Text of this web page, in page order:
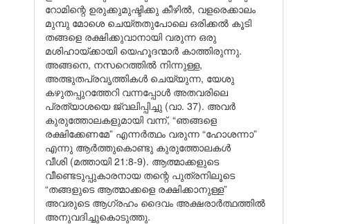
റോമിന്റെ ഉരുക്കുമുഷ്ടിക്കു കീഴിൽ, വളരെക്കാലം
മുമ്പു മോശെ ചെയ്തതുപോലെ ഒരിക്കൽ കൂടി
തങ്ങളെ രക്ഷിക്കുവാനായി വരുന്ന ഒരു
മശിഹായ്ക്കായി യെഹൂദന്മാർ കാത്തിരുന്നു.
അങ്ങനെ, നസറെത്തിൽ നിന്നുള്ള,
അത്ഭുതപ്രവൃത്തികൾ ചെയ്യുന്ന, യേശു
കഴുതപ്പുറത്തേറി വന്നപ്പോൾ അതവരിലെ
പ്രത്യാശയെ ജ്വലിപ്പിച്ചു (വാ. 37). അവർ
കുരുത്തോലകളുമായി വന്ന്, “ഞങ്ങളെ
രക്ഷിക്കേണമേ” എന്നർത്ഥം വരുന്ന “ഹോശന്നാ”
എന്നു ആർത്തുകൊണ്ടു കുരുത്തോലകൾ
വീശി (മത്തായി 21:8-9). ആത്മാക്കളുടെ
വീണ്ടെടുപ്പുകാരനായ തന്റെ പുത്രനിലൂടെ
“തങ്ങളുടെ ആത്മാക്കളെ രക്ഷിക്കാനുള്ള”
അവരുടെ ആഗ്രഹം ദൈവം അക്ഷരാർത്ഥത്തിൽ
അനുവദിച്ചുകൊടുത്തു.